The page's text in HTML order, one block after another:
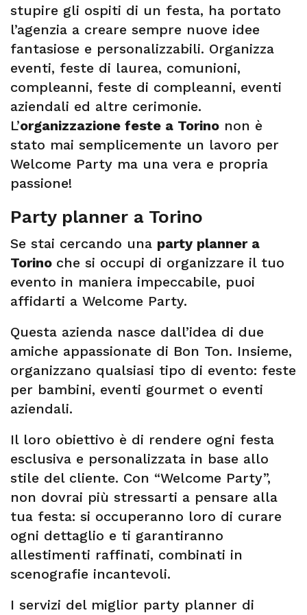
stupire gli ospiti di un festa, ha portato
l’agenzia a creare sempre nuove idee
fantasiose e personalizzabili. Organizza
eventi, feste di laurea, comunioni,
compleanni, feste di compleanni, eventi
aziendali ed altre cerimonie.
L’organizzazione feste a Torino non è
stato mai semplicemente un lavoro per
Welcome Party ma una vera e propria
passione!
Party planner a Torino
Se stai cercando una party planner a
Torino che si occupi di organizzare il tuo
evento in maniera impeccabile, puoi
affidarti a Welcome Party.
Questa azienda nasce dall’idea di due
amiche appassionate di Bon Ton. Insieme,
organizzano qualsiasi tipo di evento: feste
per bambini, eventi gourmet o eventi
aziendali.
Il loro obiettivo è di rendere ogni festa
esclusiva e personalizzata in base allo
stile del cliente. Con “Welcome Party”,
non dovrai più stressarti a pensare alla
tua festa: si occuperanno loro di curare
ogni dettaglio e ti garantiranno
allestimenti raffinati, combinati in
scenografie incantevoli.
I servizi del miglior party planner di